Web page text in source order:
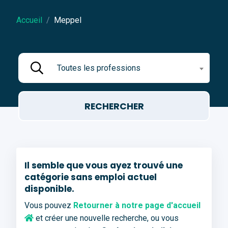
Accueil Meppel
Toutes les professions
Il semble que vous ayez trouvé une
catégorie sans emploi actuel
disponible.
Vous pouvez Retourner à notre page d'accueil
et créer une nouvelle recherche, ou vous